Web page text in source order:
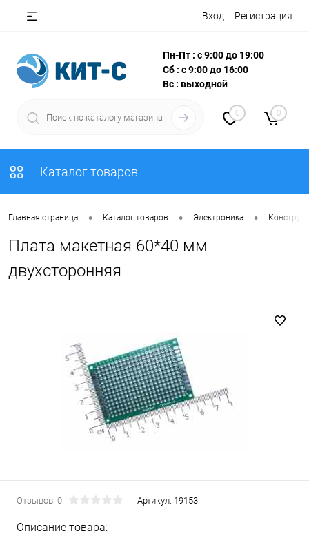
Вход Регистрация
Пн-Пт : с 9:00 до 19:00
Сб : с 9:00 до 16:00
Вс : выходной
0 0
Каталог товаров
Главная страница • Каталог товаров • Электроника •
Плата макетная 60*40 мм
двухсторонняя
Отзывов: 0 Артикул: 19153
Описание товара: